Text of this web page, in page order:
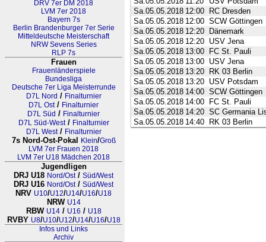
DRV 7er DM 2018
LVM 7er 2018
Bayern 7s
Berlin Brandenburger 7er Serie
Mitteldeutsche Meisterschaft
NRW Sevens Series
RLP 7s
Frauen
Frauenländerspiele
Bundesliga
Deutsche 7er Liga Meisterrunde
D7L Nord / Finalturnier
D7L Ost/ Finalturnier
D7L Süd / Finalturnier
D7L Süd-West/ Finalturnier
D7L West/ Finalturnier
7s Nord-Ost-Pokal Klein/Groß
LVM 7er Frauen 2018
LVM 7er U18 Mädchen 2018
Jugendligen
DRJ U18 Nord/Ost/ Süd/West
DRJ U16 Nord/Ost/ Süd/West
NRV U10/U12/U14/U16/U18
NRW U14
RBW U14/ U16 / U18
RVBY U8/U10/U12/U14/U16/U18
Infos und Links
Archiv
Sa.05.05.2018 12:00
RC Dresden
Sa.05.05.2018 12:00 SCW Göttingen
Sa.05.05.2018 12:20
Dänemark
Sa.05.05.2018 12:20 USV Jena
Sa.05.05.2018 13:00
FC St. Pauli
Sa.05.05.2018 13:00 USV Jena
Sa.05.05.2018 13:20
RK 03 Berlin
Sa.05.05.2018 13:20 USV Potsdam
Sa.05.05.2018 14:00 SCW Göttingen
Sa.05.05.2018 14:00
FC St. Pauli
Sa.05.05.2018 14:20 SC Germania
Sa.05.05.2018 14:40 RK 03 Berlin